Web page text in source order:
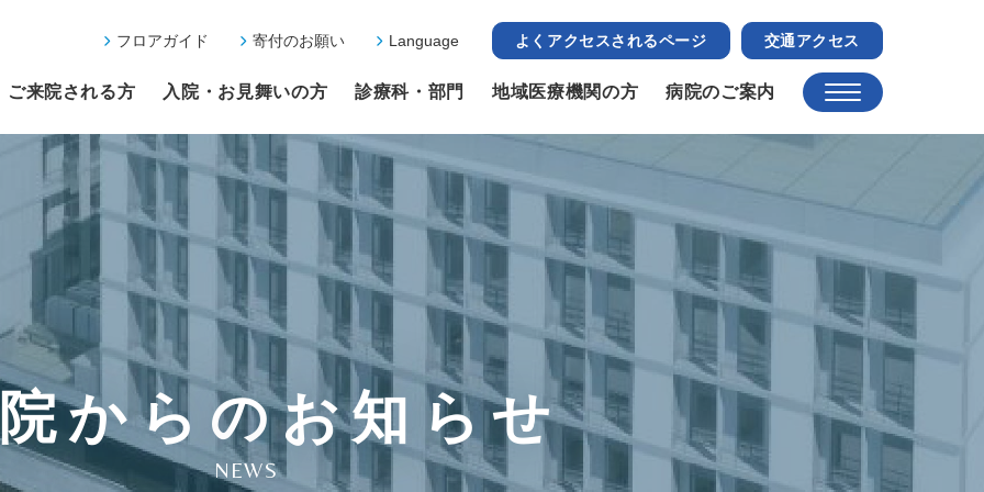
フロアガイド 寄付のお願い Language よくアクセスされるページ 交通アクセス
ご来院される方 入院・お見舞いの方 診療科・部門 地域医療機関の方 病院のご案内
からのお知らせ
NEWS